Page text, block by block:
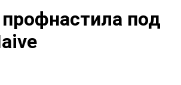
под